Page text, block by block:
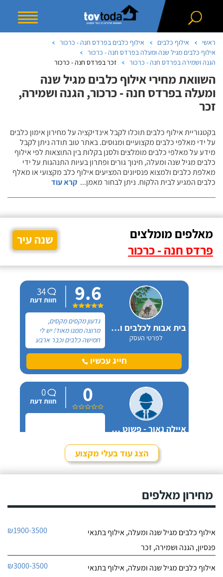
ראשי אילוף כלבים
אילוף כלבים בפרדס חנה - כרכור
אילוף כלבים מגיל שנה ומעלה בפרדס חנה - כרכור
הגנה ושמירה בפרדס חנה - כרכור
זכר בפרדס חנה - כרכור
השוואת מחירי אילוף כלבים מגיל שנה
ומעלה בפרדס חנה - כרכור, הגנה ושמירה,
זכר
בקטגוריית אילוף כלבים תוכלו לקבל אינדיקציה על מחירון אימון כלבים
על ידי מאלפי כלבים מקצועיים ומנוסים. באתר טוב תודה ניתן לקבל
מידע על מאלפי כלבים מומלצים ולסנן בקלות בין התוצאות לפי אילוף
כלבים מגיל שנה ומעלה, חינוך גורים ופתרון בעיות התנהגות על ידי
מאלפת כלבים ולמצוא פנסיונים המציעים אילוף כלב מקצועי או מאלף
כלבים המגיע לבית הלקוח. ניתן לבחור מאמן... קרא עוד
מאלפים מומלצים
פרדס חנה - כרכור
שנה עיר
בית אבות לכלבים ופנסיון חתולים
לפרטי העסק
9.6
34
חוות דעת
גדעון מקסים מקסים,
מרוצה ממנו מאוד! יש לי
חמישה כלבים וכבר ארבע
שנים, כל פעם שיש לי
נסיעה והיעדרות מהבית,
אני שמה אצלו את הכלבים,
אותו ומאושרים כשהם
חוזרים הביתה - ממליצה
בחום.
חייג עכשיו
איילה נאור - פשוט מאלפת בחיפה
0
0
חוות דעת
חייג עכשיו
מקום בטבע בגבעת עדה
יש לו גישה מצויינת לכלבים,
הלב, בכל הפעמים ששמתי
חייג עכשיו
הצג עוד בעלי מקצוע
מחירון מאלפים
אילוף כלבים מגיל שנה ומעלה, אילוף בתנאי
פנסיון, הגנה ושמירה, זכר
₪1900-3500
אילוף כלבים מגיל שנה ומעלה, אילוף בתנאי
₪3000-3500